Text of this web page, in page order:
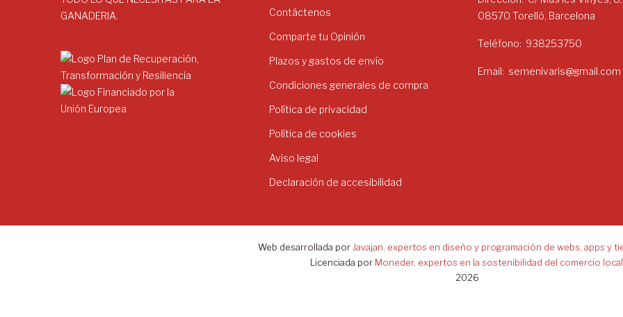
GANADERIA.
Contáctenos
Comparte tu Opinión
Plazos y gastos de envío
Condiciones generales de compra
Política de privacidad
Política de cookies
Aviso legal
Declaración de accesibilidad
08570 Torelló, Barcelona
Teléfono 938253750
Email semenivaris@gmail.com
Web desarrollada por Javajan, expertos en diseño y programación de webs, apps y
Licenciada por Moneder, expertos en la sostenibilidad del comercio local.
2026